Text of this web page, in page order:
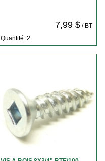
7,99 $/ BT
Quantité: 2